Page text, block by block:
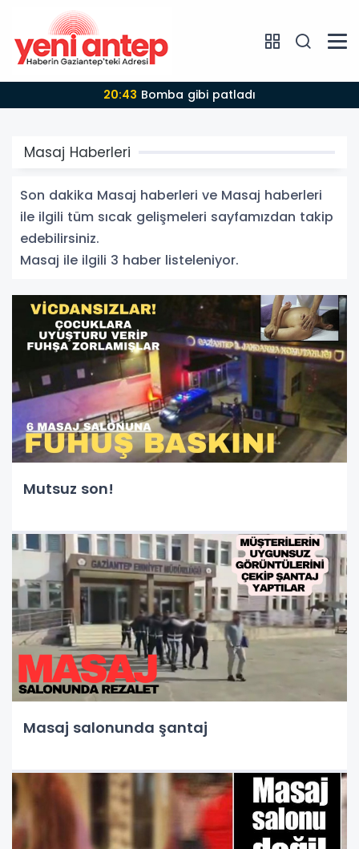
20:43 Bomba gibi patladı
Masaj Haberleri
Son dakika Masaj haberleri ve Masaj haberleri
ile ilgili tüm sıcak gelişmeleri sayfamızdan takip
edebilirsiniz.
Masaj ile ilgili 3 haber listeleniyor.
Mutsuz son!
Masaj salonunda şantaj